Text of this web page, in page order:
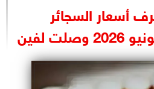
أسعار السجائر